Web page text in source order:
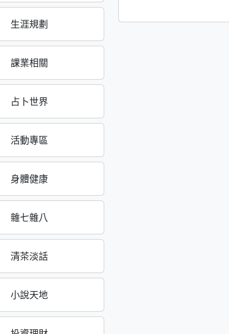
生涯規劃
課業相關
占卜世界
活動專區
身體健康
雜七雜八
清茶淡話
小說天地